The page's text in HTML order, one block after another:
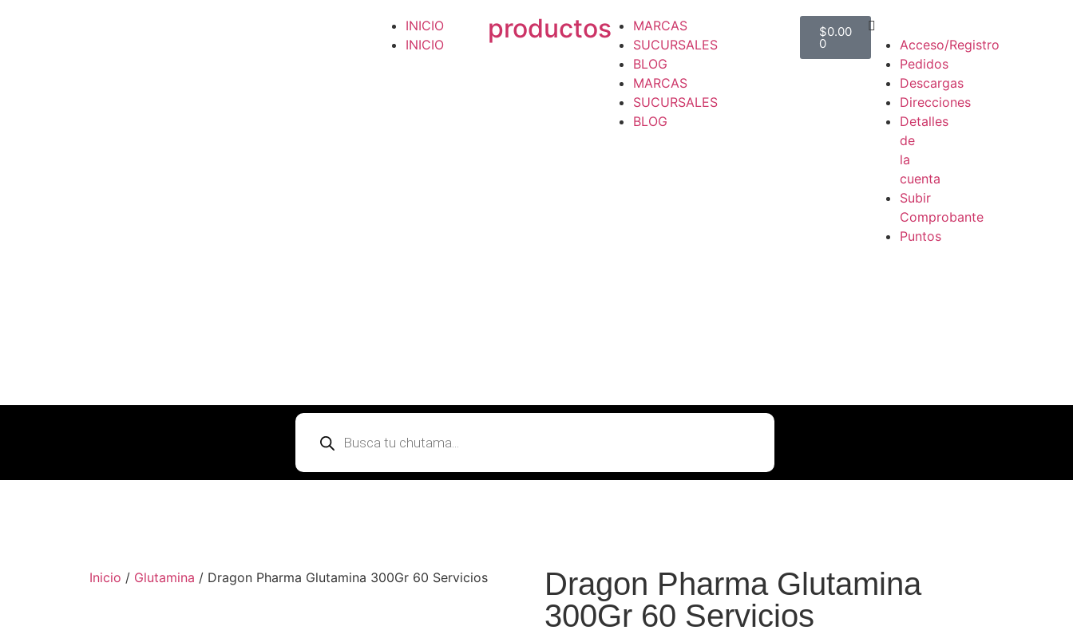
INICIO
INICIO
productos
MARCAS
SUCURSALES
BLOG
MARCAS
SUCURSALES
BLOG
$0.00
0
Acceso/Registro
Pedidos
Descargas
Direcciones
Detalles
de
la
cuenta
Subir
Comprobante
Puntos
Inicio / Glutamina / Dragon Pharma Glutamina 300Gr 60 Servicios
Dragon Pharma Glutamina
300Gr 60 Servicios